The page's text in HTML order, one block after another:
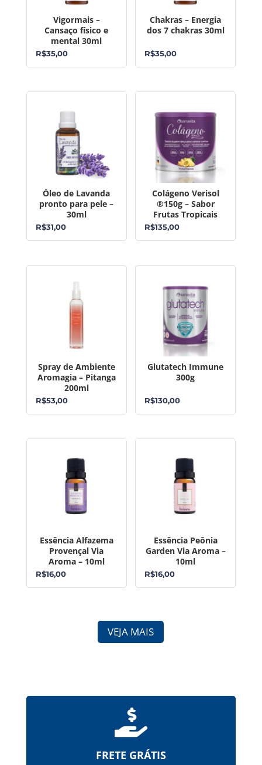
Vigormais –
Cansaço físico e
mental 30ml
R$35,00
Chakras – Energia
dos 7 chakras 30ml
R$35,00
Óleo de Lavanda
pronto para pele –
30ml
R$31,00
Colágeno Verisol
®150g – Sabor
Frutas Tropicais
R$135,00
Spray de Ambiente
Aromagia – Pitanga
200ml
R$53,00
Glutatech Immune
300g
R$130,00
Essência Alfazema
Provençal Via
Aroma – 10ml
R$16,00
Essência Peônia
Garden Via Aroma –
10ml
R$16,00
VEJA MAIS

FRETE GRÁTIS